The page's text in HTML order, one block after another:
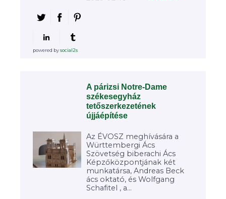
powered bysocial2s
A párizsi Notre-Dame
székesegyház
tetőszerkezetének
újjáépítése
Az ÉVOSZ meghívására a
Württembergi Ács
Szövetség biberachi Ács
Képzőközpontjának két
munkatársa, Andreas Beck
ács oktató, és Wolfgang
Schafitel , a...